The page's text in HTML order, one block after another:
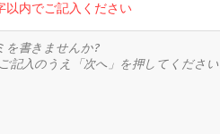
内でご記入ください